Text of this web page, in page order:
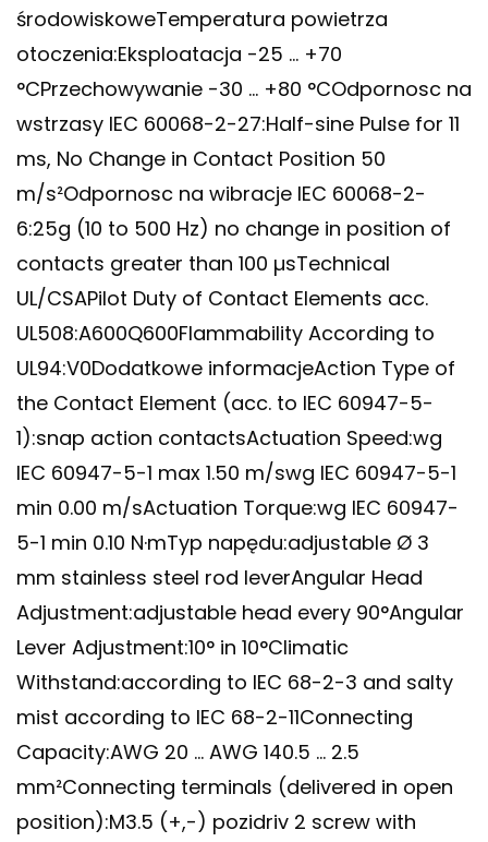
środowiskoweTemperatura powietrza
otoczenia:Eksploatacja -25 … +70
°CPrzechowywanie -30 … +80 °COdpornosc na
wstrzasy IEC 60068-2-27:Half-sine Pulse for 11
ms, No Change in Contact Position 50
m/s²Odpornosc na wibracje IEC 60068-2-
6:25g (10 to 500 Hz) no change in position of
contacts greater than 100 µsTechnical
UL/CSAPilot Duty of Contact Elements acc.
UL508:A600Q600Flammability According to
UL94:V0Dodatkowe informacjeAction Type of
the Contact Element (acc. to IEC 60947-5-
1):snap action contactsActuation Speed:wg
IEC 60947-5-1 max 1.50 m/swg IEC 60947-5-1
min 0.00 m/sActuation Torque:wg IEC 60947-
5-1 min 0.10 N·mTyp napędu:adjustable Ø 3
mm stainless steel rod leverAngular Head
Adjustment:adjustable head every 90°Angular
Lever Adjustment:10° in 10°Climatic
Withstand:according to IEC 68-2-3 and salty
mist according to IEC 68-2-11Connecting
Capacity:AWG 20 … AWG 140.5 … 2.5
mm²Connecting terminals (delivered in open
position):M3.5 (+,-) pozidriv 2 screw with